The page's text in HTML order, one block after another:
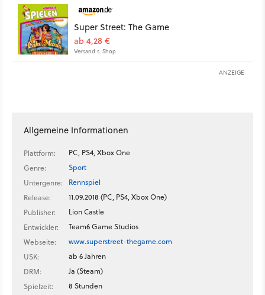
knapp zweieinhalbminütigen Clip ist unter anderem zu sehen,
wie die LED-Farben der Scheinwerfer verändert oder der
Motorblock ausgetauscht werden kann. Super Street: The
Game erscheint am 4. September 2018 für PS4, Xbox One
und den PC.
Super Street: The Game
ab 4,28 €
Versand s. Shop
ANZEIGE
Allgemeine Informationen
Plattform:
PC, PS4, Xbox One
Genre:
Sport
Untergenre:
Rennspiel
Release:
11.09.2018 (PC, PS4, Xbox One)
Publisher:
Lion Castle
Entwickler:
Team6 Game Studios
Webseite:
www.superstreet-thegame.com
USK:
ab 6 Jahren
DRM:
Ja (Steam)
Spielzeit:
8 Stunden